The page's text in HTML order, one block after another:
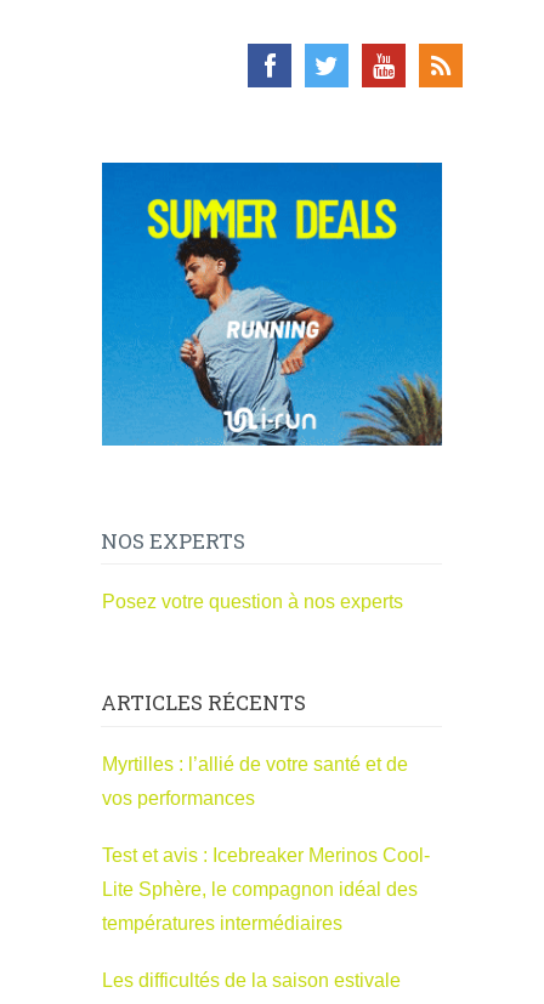
NOS EXPERTS
Posez votre question à nos experts
ARTICLES RÉCENTS
Myrtilles : l’allié de votre santé et de
vos performances
Test et avis : Icebreaker Merinos Cool-
Lite Sphère, le compagnon idéal des
températures intermédiaires
Les difficultés de la saison estivale